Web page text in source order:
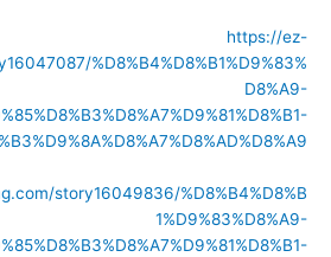
https://ez-
%D8%B4%D8%B1%D9%83%
D8%A9-
story16049836/%D8%B4%D8%B
1%D9%83%D8%A9-